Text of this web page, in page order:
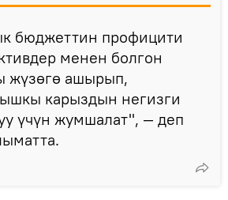
бюджеттин профицити
менен болгон
жүзөгө ашырып,
карыздын негизги
үчүн жумшалат", — деп